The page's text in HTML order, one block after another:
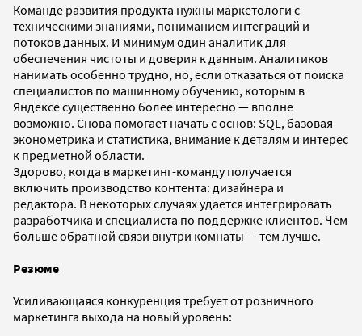
Команде развития продукта нужны маркетологи с
техническими знаниями, пониманием интеграций и
потоков данных. И минимум один аналитик для
обеспечения чистоты и доверия к данным. Аналитиков
нанимать особенно трудно, но, если отказаться от поиска
специалистов по машинному обучению, которым в
Яндексе существенно более интересно — вполне
возможно. Снова помогает начать с основ: SQL, базовая
эконометрика и статистика, внимание к деталям и интерес
к предметной области.
Здорово, когда в маркетинг-команду получается
включить производство контента: дизайнера и
редактора. В некоторых случаях удается интегрировать
разработчика и специалиста по поддержке клиентов. Чем
больше обратной связи внутри комнаты — тем лучше.
Резюме
Усиливающаяся конкуренция требует от розничного
маркетинга выхода на новый уровень: